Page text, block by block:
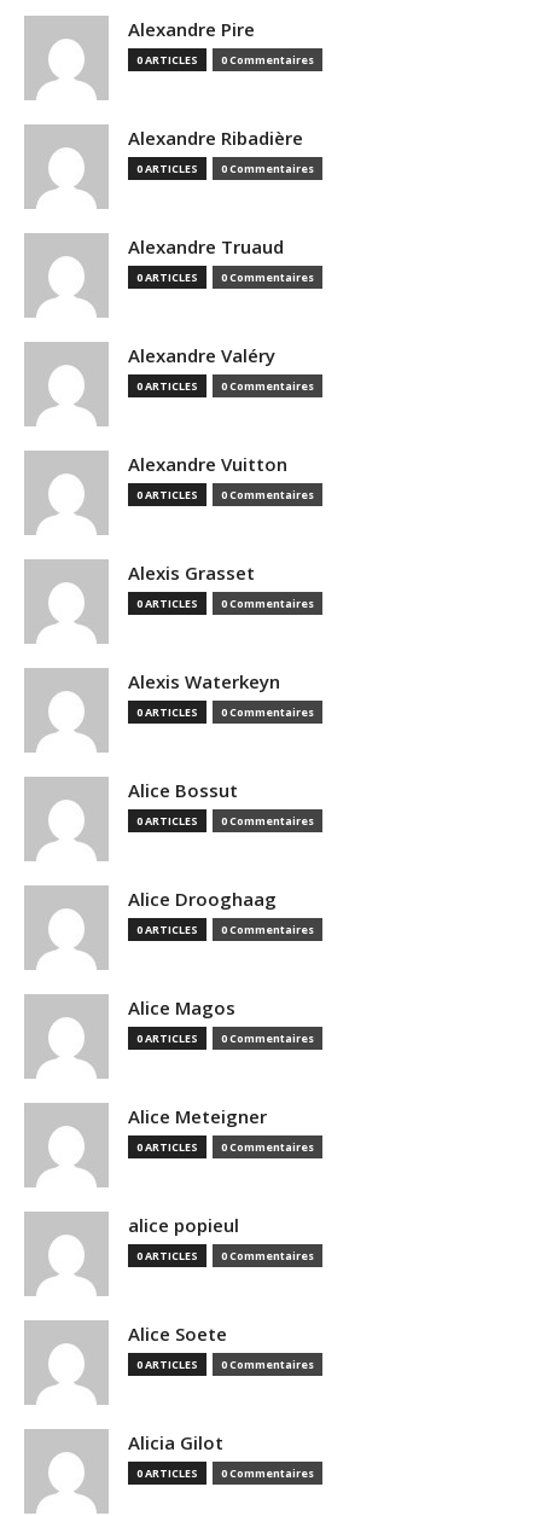
Alexandre Pire
0 ARTICLES 0 Commentaires
Alexandre Ribadière
0 ARTICLES 0 Commentaires
Alexandre Truaud
0 ARTICLES 0 Commentaires
Alexandre Valéry
0 ARTICLES 0 Commentaires
Alexandre Vuitton
0 ARTICLES 0 Commentaires
Alexis Grasset
0 ARTICLES 0 Commentaires
Alexis Waterkeyn
0 ARTICLES 0 Commentaires
Alice Bossut
0 ARTICLES 0 Commentaires
Alice Drooghaag
0 ARTICLES 0 Commentaires
Alice Magos
0 ARTICLES 0 Commentaires
Alice Meteigner
0 ARTICLES 0 Commentaires
alice popieul
0 ARTICLES 0 Commentaires
Alice Soete
0 ARTICLES 0 Commentaires
Alicia Gilot
0 ARTICLES 0 Commentaires